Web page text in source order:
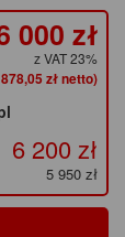
000 zł
z VAT 23%
zł netto)
6 200 zł
5 950 zł